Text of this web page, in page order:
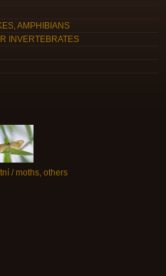
AMPHIBIANS
INVERTEBRATES
/ moths, others